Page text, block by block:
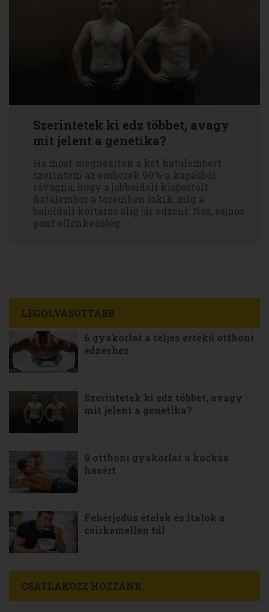
Szerintetek ki edz többet, avagy
mit jelent a genetika?
Ha most megnézitek a két fiatalembert
szerintem az emberek 99%-a kapásból
rávágná, hogy a jobboldali kisportolt
fiatalember a teremben lakik, míg a
baloldali kortársa alig jár edzeni. Nos, sajnos
pont ellenkezőleg.
LEGOLVASOTTABB
6 gyakorlat a teljes értékű otthoni
edzéshez
Szerintetek ki edz többet, avagy
mit jelent a genetika?
9 otthoni gyakorlat a kockás
hasért
Fehérjedús ételek és italok a
csirkemellen túl
CSATLAKOZZ HOZZÁNK